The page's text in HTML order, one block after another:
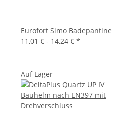
Eurofort Simo Badepantine
11,01 € - 14,24 € *
Auf Lager